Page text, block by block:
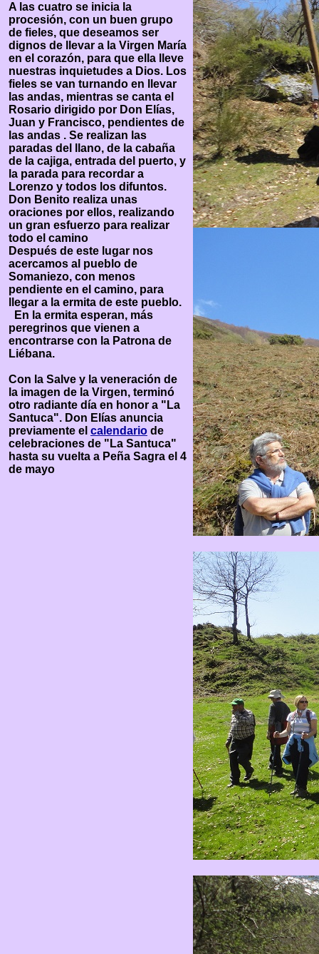
A las cuatro se inicia la
procesión, con un buen grupo
de fieles, que deseamos ser
dignos de llevar a la Virgen María
en el corazón, para que ella lleve
nuestras inquietudes a Dios. Los
fieles se van turnando en llevar
las andas, mientras se canta el
Rosario dirigido por Don Elías,
Juan y Francisco, pendientes de
las andas . Se realizan las
paradas del llano, de la cabaña
de la cajiga, entrada del puerto, y
la parada para recordar a
Lorenzo y todos los difuntos.
Don Benito realiza unas
oraciones por ellos, realizando
un gran esfuerzo para realizar
todo el camino
Después de este lugar nos
acercamos al pueblo de
Somaniezo, con menos
pendiente en el camino, para
llegar a la ermita de este pueblo.
En la ermita esperan, más
peregrinos que vienen a
encontrarse con la Patrona de
Liébana.
Con la Salve y la veneración de
la imagen de la Virgen, terminó
otro radiante día en honor a "La
Santuca". Don Elías anuncia
previamente el calendario de
celebraciones de "La Santuca"
hasta su vuelta a Peña Sagra el 4
de mayo